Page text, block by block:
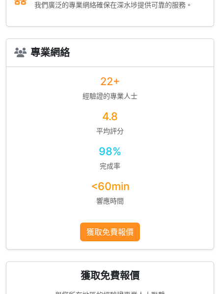
我們廣泛的專業網絡確保在深水埗提供可靠的服務。
專業網絡
22+
經驗證的專業人士
4.8
平均評分
98%
完成率
<60min
響應時間
獲取免費報價
獲取免費報價